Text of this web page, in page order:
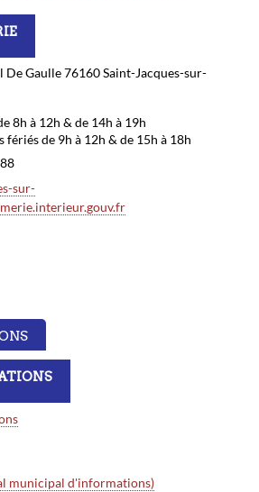
De Gaulle 76160 Saint-Jacques-sur-
8h à 12h & de 14h à 19h
fériés de 9h à 12h & de 15h à 18h
sur-
municipal d'informations)